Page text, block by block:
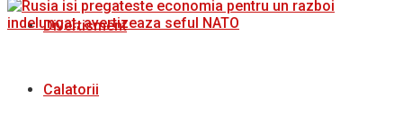
Divertisment
Calatorii